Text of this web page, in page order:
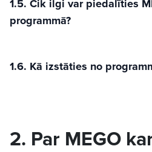
1.5. Cik ilgi var piedalīties
programmā?
1.6. Kā izstāties no
2. Par MEGO